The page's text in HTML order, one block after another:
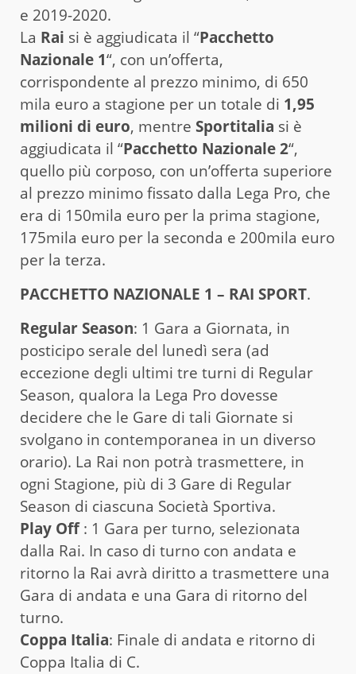
e 2019-2020.
La Rai si è aggiudicata il “Pacchetto
Nazionale 1“, con un’offerta,
corrispondente al prezzo minimo, di 650
mila euro a stagione per un totale di 1,95
milioni di euro, mentre Sportitalia si è
aggiudicata il “Pacchetto Nazionale 2“,
quello più corposo, con un’offerta superiore
al prezzo minimo fissato dalla Lega Pro, che
era di 150mila euro per la prima stagione,
175mila euro per la seconda e 200mila euro
per la terza.
PACCHETTO NAZIONALE 1 – RAI SPORT.
Regular Season: 1 Gara a Giornata, in
posticipo serale del lunedì sera (ad
eccezione degli ultimi tre turni di Regular
Season, qualora la Lega Pro dovesse
decidere che le Gare di tali Giornate si
svolgano in contemporanea in un diverso
orario). La Rai non potrà trasmettere, in
ogni Stagione, più di 3 Gare di Regular
Season di ciascuna Società Sportiva.
Play Off: 1 Gara per turno, selezionata
dalla Rai. In caso di turno con andata e
ritorno la Rai avrà diritto a trasmettere una
Gara di andata e una Gara di ritorno del
turno.
Coppa Italia: Finale di andata e ritorno di
Coppa Italia di C.